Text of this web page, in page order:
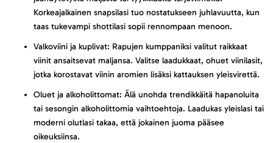
Korkeajalkainen snapsilasi tuo nostatukseen juhlavuutta, kun
taas tukevampi shottilasi sopii rennompaan menoon.
Valkoviini ja kuplivat: Rapujen kumppaniksi valitut raikkaat
viinit ansaitsevat maljansa. Valitse laadukkaat, ohuet viinilasit,
jotka korostavat viinin aromien lisäksi kattauksen yleisvirettä.
Oluet ja alkoholittomat: Älä unohda trendikkäitä hapanoluita
tai sesongin alkoholittomia vaihtoehtoja. Laadukas yleislasi tai
moderni olutlasi takaa, että jokainen juoma pääsee
oikeuksiinsa.